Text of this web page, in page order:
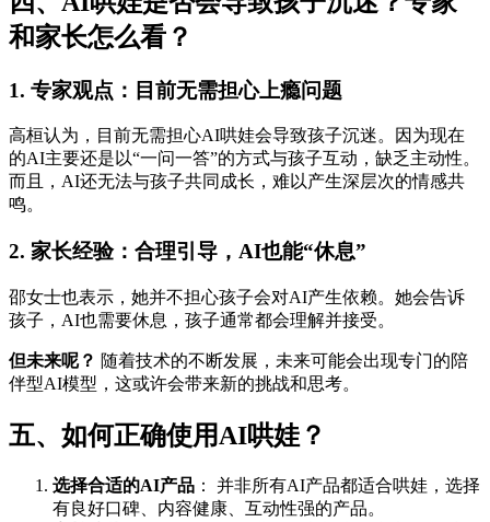
和家长怎么看？
1. 专家观点：目前无需担心上瘾问题
高桓认为，目前无需担心AI哄娃会导致孩子沉迷。因为现在
的AI主要还是以“一问一答”的方式与孩子互动，缺乏主动性。
而且，AI还无法与孩子共同成长，难以产生深层次的情感共
鸣。
2. 家长经验：合理引导，AI也能“休息”
邵女士也表示，她并不担心孩子会对AI产生依赖。她会告诉
孩子，AI也需要休息，孩子通常都会理解并接受。
但未来呢？ 随着技术的不断发展，未来可能会出现专门的陪
伴型AI模型，这或许会带来新的挑战和思考。
五、如何正确使用AI哄娃？
选择合适的AI产品 ： 并非所有AI产品都适合哄娃，选择
有良好口碑、内容健康、互动性强的产品。